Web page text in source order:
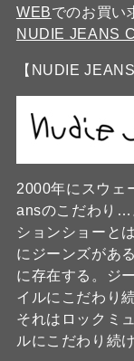
WEBでのお買い
NUDIE JEANS
【NUDIE
2000年にスウェ
ansのこだわり…
ションショーと
にジーンズがあ
に存在する。ジ
イルにこだわり
それはロックミ
ルにこだわり続